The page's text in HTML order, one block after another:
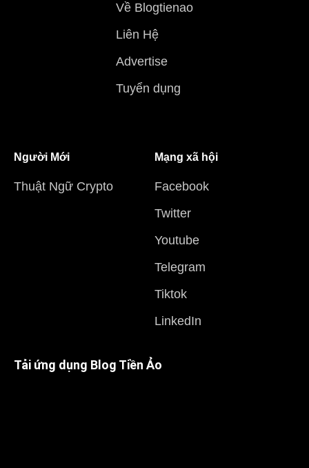
Về Blogtienao
Liên Hệ
Advertise
Tuyển dụng
Người Mới
Thuật Ngữ Crypto
Mạng xã hội
Facebook
Twitter
Youtube
Telegram
Tiktok
LinkedIn
Tải ứng dụng Blog Tiền Ảo